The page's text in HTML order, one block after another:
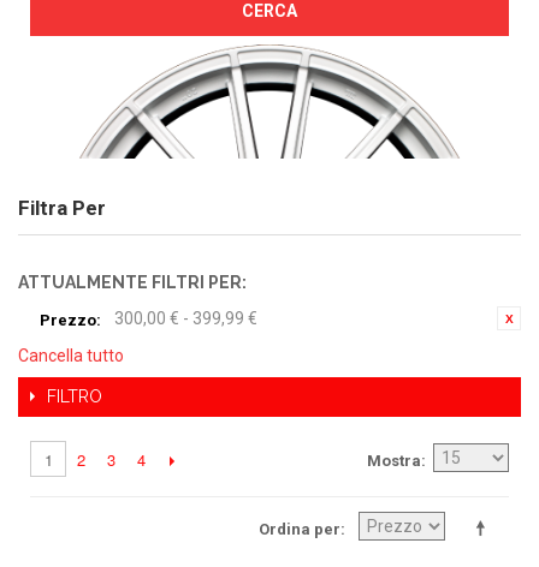
CERCA
Filtra Per
ATTUALMENTE FILTRI PER:
Prezzo:
300,00 € - 399,99 €
Cancella tutto
FILTRO
Mostra
1 2 3 4
Ordina per